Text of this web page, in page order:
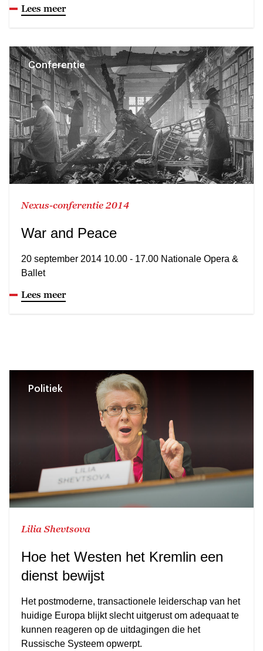
Lees meer
Conferentie
Nexus-conferentie 2014
War and Peace
20 september 2014 10.00 - 17.00 Nationale Opera &
Ballet
Lees meer
Politiek
Lilia Shevtsova
Hoe het Westen het Kremlin een
dienst bewijst
Het postmoderne, transactionele leiderschap van het
huidige Europa blijkt slecht uitgerust om adequaat te
kunnen reageren op de uitdagingen die het
Russische Systeem opwerpt.